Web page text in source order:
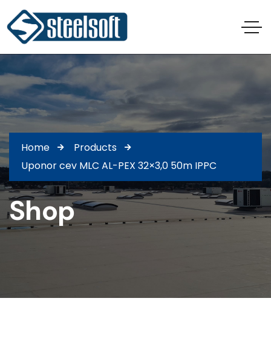
Home
Products
Uponor cev MLC AL-PEX 32×3,0 50m IPPC
Shop